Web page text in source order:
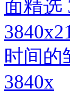
时间的
3840x